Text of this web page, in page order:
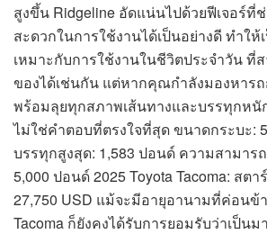
สูงขึ้น Ridgeline อัดแน่นไปด้วยฟีเจอร์ที่
สะดวกในการใช้งานได้เป็นอย่างดี ทำให้
เหมาะกับการใช้งานในชีวิตประจำวัน
ของได้เช่นกัน แต่หากคุณกำลังมองหาร
พร้อมลุยทุกสภาพเส้นทางและบรรทุกหนั
ไม่ใช่คำตอบที่ตรงใจที่สุด ขนาดกระบะ:
บรรทุกสูงสุด: 1,583 ปอนด์ ความสามาร
5,000 ปอนด์ 2025 Toyota Tacoma: สต
27,750 USD แม้จะมีอายุอานามที่ค่อนข้
Tacoma ก็ยังคงได้รับการยอมรับว่าเป็น